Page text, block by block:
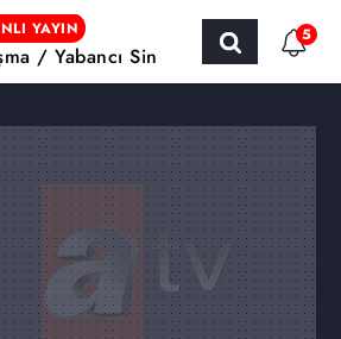
YAYIN
/ Yabancı Sinema
5